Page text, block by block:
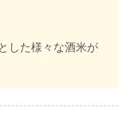
した様々な酒米が